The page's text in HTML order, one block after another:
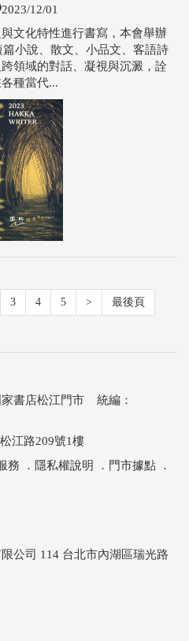
2023/12/01
文化特性進行書寫，本會舉辦
篇小說、散文、小品文、客語詩
領域的對話、凝視與沉澱，詮
種當代...
3 4 5 > 最後頁
書店松江門市 統編：
江路209號1樓
務 ． 隱私權說明 ． 門市據點 ．
公司 114 台北市內湖區瑞光路